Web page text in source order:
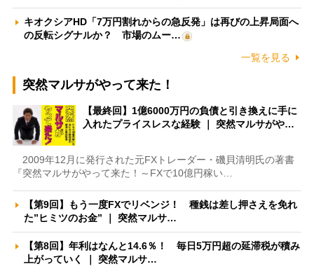
キオクシアHD「7万円割れからの急反発」は再びの上昇局面へ
の反転シグナルか？ 市場のムー…
一覧を見る
突然マルサがやって来た！
【最終回】1億6000万円の負債と引き換えに手に
入れたプライスレスな経験 ｜ 突然マルサがや…
2009年12月に発行された元FXトレーダー・磯貝清明氏の著書
『突然マルサがやって来た！～FXで10億円稼い…
【第9回】もう一度FXでリベンジ！ 種銭は差し押さえを免れ
た”ヒミツのお金” ｜ 突然マルサ…
【第8回】年利はなんと14.6％！ 毎日5万円超の延滞税が積み
上がっていく ｜ 突然マルサ…